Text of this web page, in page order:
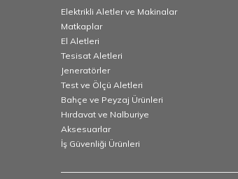
Elektrikli Aletler ve Makinalar
Matkaplar
El Aletleri
Tesisat Aletleri
Jeneratörler
Test ve Ölçü Aletleri
Bahçe ve Peyzaj Ürünleri
Hırdavat ve Nalburiye
Aksesuarlar
İş Güvenliği Ürünleri